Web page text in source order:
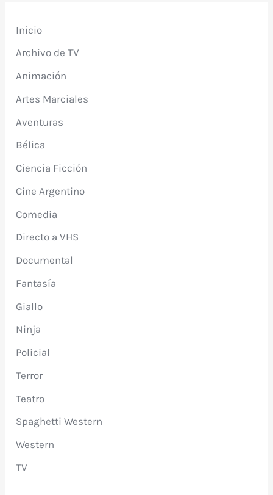
Inicio
Archivo de TV
Animación
Artes Marciales
Aventuras
Bélica
Ciencia Ficción
Cine Argentino
Comedia
Directo a VHS
Documental
Fantasía
Giallo
Ninja
Policial
Terror
Teatro
Spaghetti Western
Western
TV